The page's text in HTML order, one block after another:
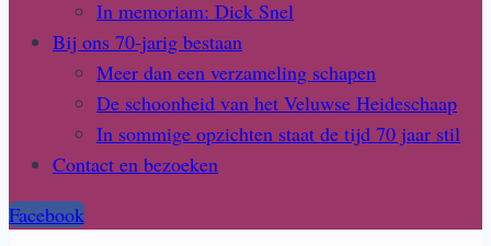
In memoriam: Dick Snel
Bij ons 70-jarig bestaan
Meer dan een verzameling schapen
De schoonheid van het Veluwse Heideschaap
In sommige opzichten staat de tijd 70 jaar stil
Contact en bezoeken
Facebook